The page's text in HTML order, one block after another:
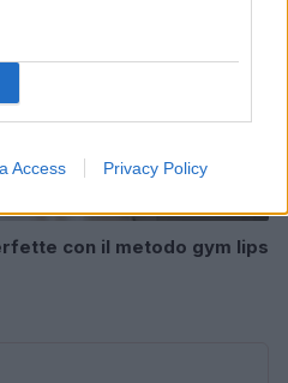
Access Privacy Policy
con il metodo gym lips